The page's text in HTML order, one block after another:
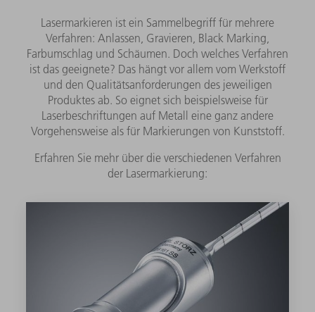
Lasermarkieren ist ein Sammelbegriff für mehrere
Verfahren: Anlassen, Gravieren, Black Marking,
Farbumschlag und Schäumen. Doch welches Verfahren
ist das geeignete? Das hängt vor allem vom Werkstoff
und den Qualitätsanforderungen des jeweiligen
Produktes ab. So eignet sich beispielsweise für
Laserbeschriftungen auf Metall eine ganz andere
Vorgehensweise als für Markierungen von Kunststoff.
Erfahren Sie mehr über die verschiedenen Verfahren
der Lasermarkierung: